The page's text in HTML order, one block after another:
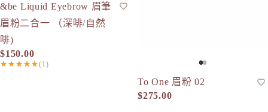
多用途染眉
&be Liquid Eyebrow 眉筆
眉粉二合一 （深啡/自然
啡)
$150.00
★★★★★(1)
眉粉
To One 眉粉 02
$275.00